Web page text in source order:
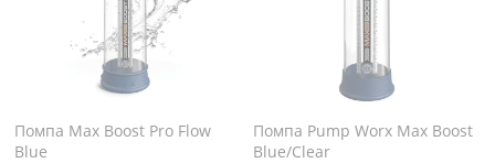
Помпа Max Boost Pro Flow
Blue
Помпа Pump Worx Max Boost
Blue/Clear